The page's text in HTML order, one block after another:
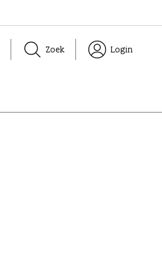
Zoek Login